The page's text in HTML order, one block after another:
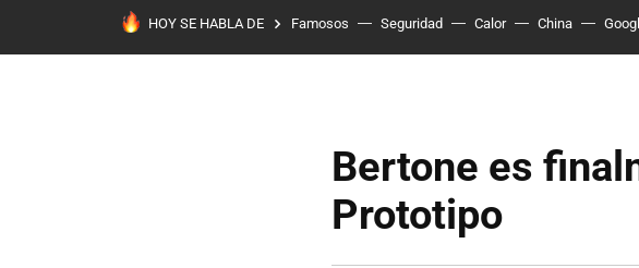
HOY SE HABLA DE Famosos Seguridad Calor China
Bertone es
Prototipo